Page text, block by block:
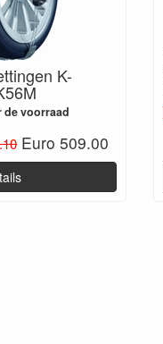
K-
de voorraad
Euro 509.00